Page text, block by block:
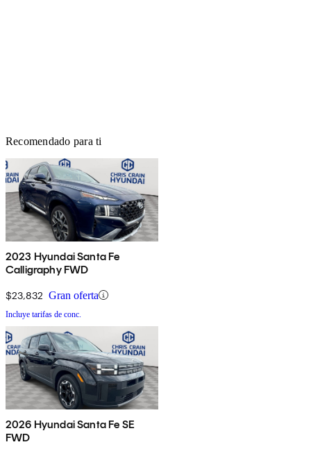
Recomendado para ti
2023 Hyundai Santa Fe
Calligraphy FWD
$23,832 Gran oferta
Incluye tarifas de conc.
2026 Hyundai Santa Fe SE
FWD